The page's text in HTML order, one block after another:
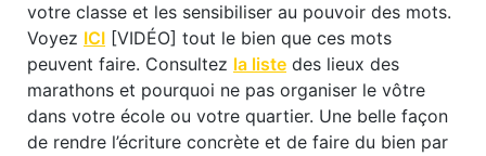
votre classe et les sensibiliser au pouvoir des mots.
Voyez ICI [VIDÉO] tout le bien que ces mots
peuvent faire. Consultez la liste des lieux des
marathons et pourquoi ne pas organiser le vôtre
dans votre école ou votre quartier. Une belle façon
de rendre l’écriture concrète et de faire du bien par